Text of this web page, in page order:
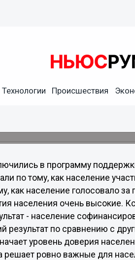
Технологии Происшествия
к такому уровню
- Шульга
в программу
по тому, как население
как население голосовало за
населения очень высокие.
- население
по сравнению с
уровень доверия
решает ровно важные для